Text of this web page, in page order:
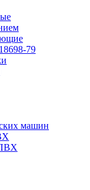
79
машин